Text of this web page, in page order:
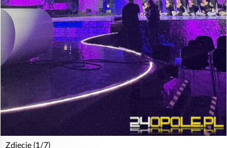
Zdjęcie (1/7)